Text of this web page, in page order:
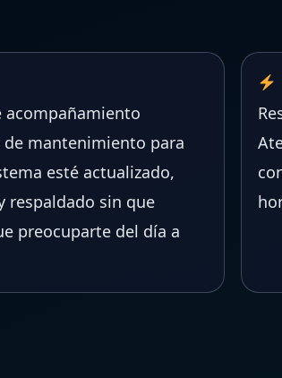
acompañamiento
de mantenimiento para
esté actualizado,
respaldado sin que
preocuparte del día a